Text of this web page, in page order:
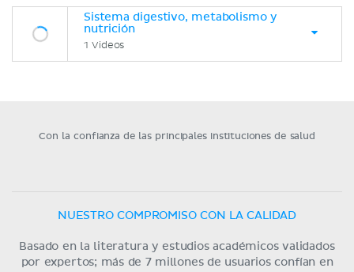
Sistema digestivo, metabolismo y
nutrición
1 Videos
Con la confianza de las principales instituciones de salud
NUESTRO COMPROMISO CON LA CALIDAD
Basado en la literatura y estudios académicos validados
por expertos; más de 7 millones de usuarios confían en